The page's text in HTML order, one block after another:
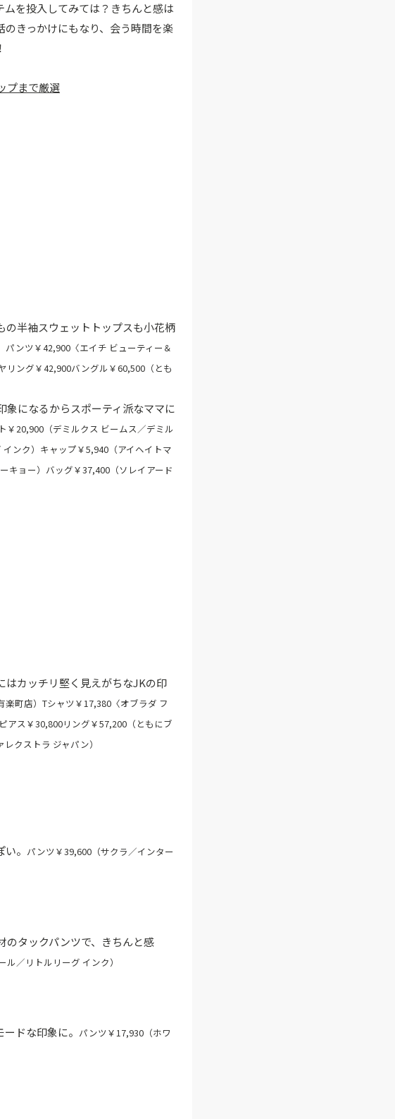
を投入してみては？きちんと感は
きっかけにもなり、会う時間を楽
プまで厳選
の半袖スウェットトップスも小花柄
パンツ￥42,900〈エイチ ビューティー＆
リング￥42,900バングル￥60,500（とも
象になるからスポーティ派なママに
￥20,900（デミルクス ビームス／デミル
ンク）キャップ￥5,940（アイヘイトマ
キョー）バッグ￥37,400（ソレイアード
はカッチリ堅く見えがちなJKの印
町店）Tシャツ￥17,380〈オブラダ フ
アス￥30,800リング￥57,200（ともにブ
クストラ ジャパン）
。 パンツ￥39,600（サクラ／インター
のタックパンツで、きちんと感
／リトルリーグ インク）
ドな印象に。 パンツ￥17,930（ホワ